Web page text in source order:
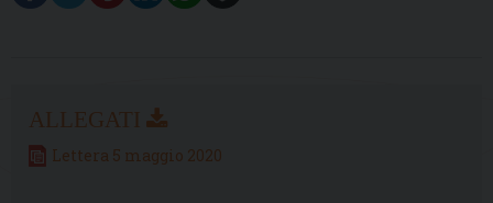
Lettera 5 maggio 2020